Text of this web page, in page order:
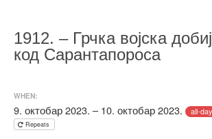
1912. – Грчка војска
код Сарантапороса
WHEN:
9. октобар 2023. – 10. октобар 2023. all-day
Repeats